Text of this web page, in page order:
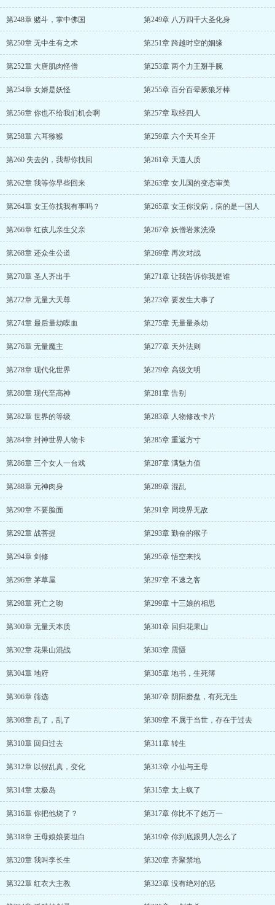
第248章 赌斗，掌中佛国 第249章 八万四千大圣化身
第250章 无中生有之术 第251章 跨越时空的姻缘
第252章 大唐肌肉怪僧 第253章 两个力王掰手腕
第254章 女婿是妖怪 第255章 百分百晕厥狼牙棒
第256章 你也不给我们机会啊 第257章 取经四人
第258章 六耳猕猴 第259章 六个天耳全开
第260 失去的，我帮你找回 第261章 天道人质
第262章 我等你早些回来 第263章 女儿国的变态审美
第264章 女王你找我有事吗？ 第265章 女王你没病，病的是一国人
第266章 红孩儿亲生父亲 第267章 妖僧岩浆洗澡
第268章 还众生公道 第269章 再次对战
第270章 圣人齐出手 第271章 让我告诉你我是谁
第272章 无量大天尊 第273章 要发生大事了
第274章 最后量劫喋血 第275章 无量量杀劫
第276章 无量魔主 第277章 天外法则
第278章 现代化世界 第279章 高级文明
第280章 现代至高神 第281章 告别
第282章 世界的等级 第283章 人物修改卡片
第284章 封神世界人物卡 第285章 重返方寸
第286章 三个女人一台戏 第287章 满魅力值
第288章 元神肉身 第289章 混乱
第290章 不要脸面 第291章 同境界无敌
第292章 战菩提 第293章 勤奋的猴子
第294章 剑修 第295章 悟空来找
第296章 茅草屋 第297章 不速之客
第298章 死亡之吻 第299章 十三娘的相思
第300章 无量天本质 第301章 回归花果山
第302章 花果山混战 第303章 震慑
第304章 地府 第305章 地书，生死簿
第306章 筛选 第307章 阴阳磨盘，有死无生
第308章 乱了，乱了 第309章 不属于当世，存在于过去
第310章 回归过去 第311章 转生
第312章 以假乱真，变化 第313章 小仙与王母
第314章 太极岛 第315章 太上疯了
第316章 你把他烧了？ 第317章 你比不了她万一
第318章 王母娘娘要坦白 第319章 你到底跟男人怎么了
第320章 我叫李长生 第320章 齐聚禁地
第322章 红衣大主教 第323章 没有绝对的恶